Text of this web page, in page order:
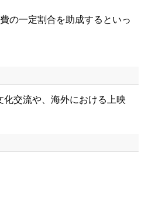
の一定割合を助成するといっ
交流や、海外における上映